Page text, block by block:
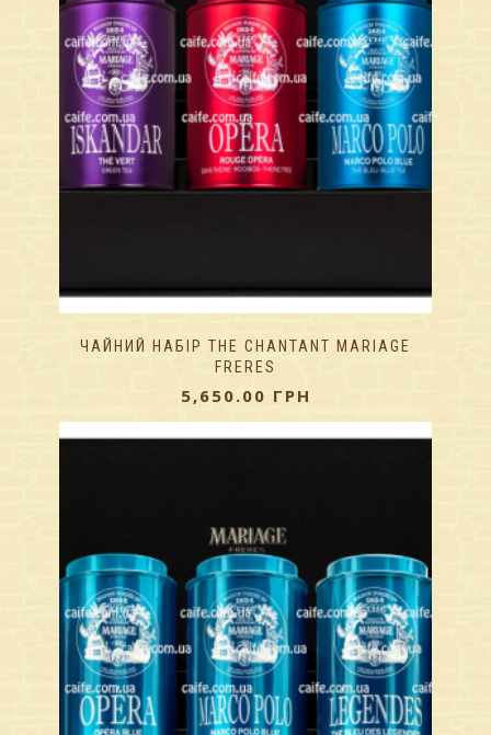
ЧАЙНИЙ НАБІР THE CHANTANT MARIAGE
FRERES
5,650.00 ГРН